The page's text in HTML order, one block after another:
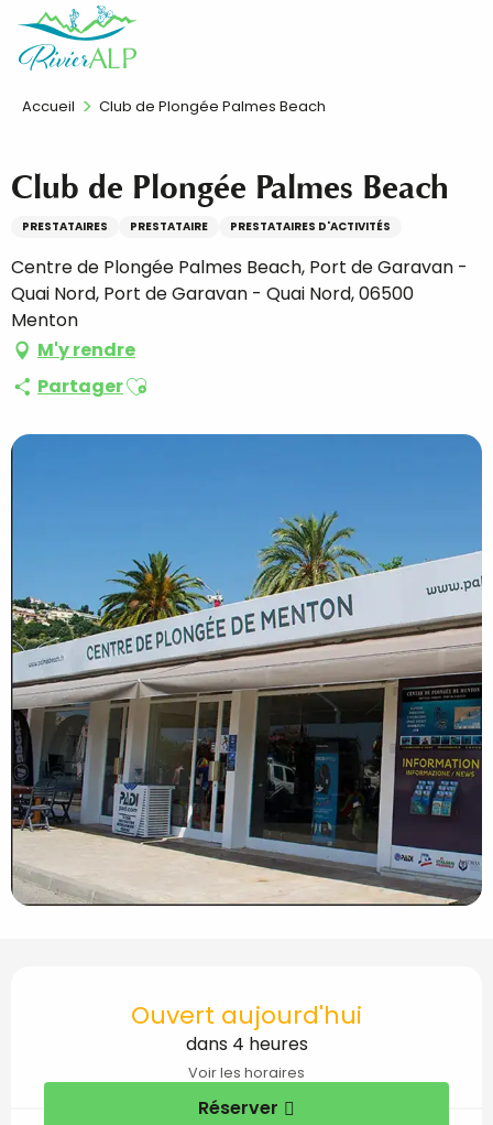
contenu
FR
Accueil Club de Plongée Palmes Beach
Club de Plongée Palmes Beach
PRESTATAIRES PRESTATAIRE PRESTATAIRES D'ACTIVITÉS
Centre de Plongée Palmes Beach, Port de Garavan -
Quai Nord, Port de Garavan - Quai Nord, 06500
Menton
M'y rendre
PartagerAjouter aux favoris
Ouverture et
Ouvert aujourd'hui
dans 4 heures
Voir les horaires
Réserver